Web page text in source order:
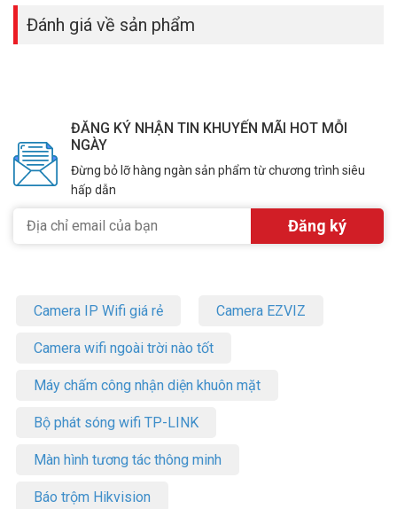
Đánh giá về sản phẩm
ĐĂNG KÝ NHẬN TIN KHUYẾN MÃI HOT MỖI
NGÀY
Đừng bỏ lỡ hàng ngàn sản phẩm từ chương trình siêu
hấp dẫn
Camera IP Wifi giá rẻ Camera EZVIZ
Camera wifi ngoài trời nào tốt
Máy chấm công nhận diện khuôn mặt
Bộ phát sóng wifi TP-LINK
Màn hình tương tác thông minh
Báo trộm Hikvision